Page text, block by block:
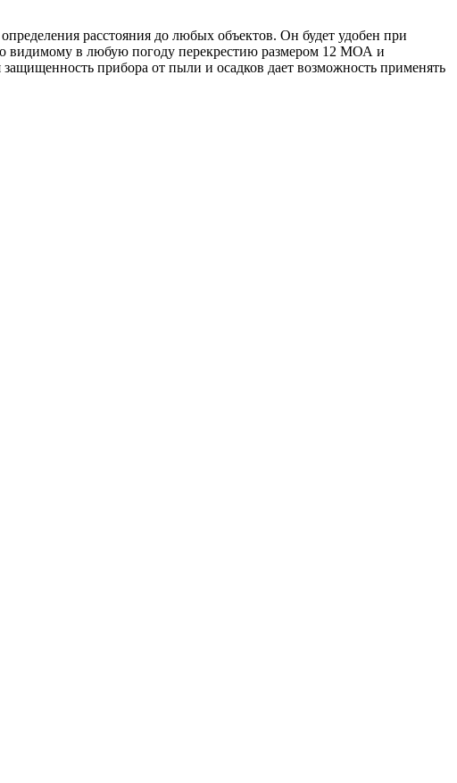
расстояния до любых объектов. Он будет удобен при
видимому в любую погоду перекрестию размером 12 МОА и
прибора от пыли и осадков дает возможность применять